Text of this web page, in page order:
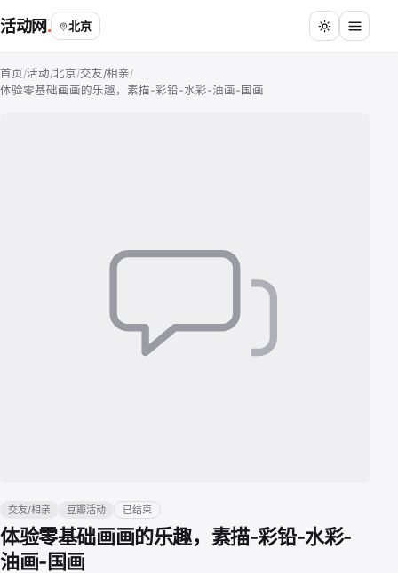
活动网 北京
首页/活动/北京/交友/相亲/
体验零基础画画的乐趣，素描-彩铅-水彩-油画-国画
交友/相亲 豆瓣活动 已结束
体验零基础画画的乐趣，素描-彩铅-水彩-
油画-国画